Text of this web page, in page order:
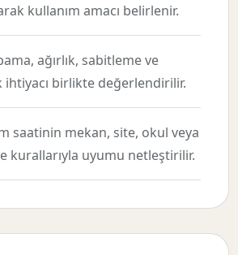
kullanım amacı belirlenir.
ağırlık, sabitleme ve
ihtiyacı birlikte değerlendirilir.
saatinin mekan, site, okul veya
kurallarıyla uyumu netleştirilir.